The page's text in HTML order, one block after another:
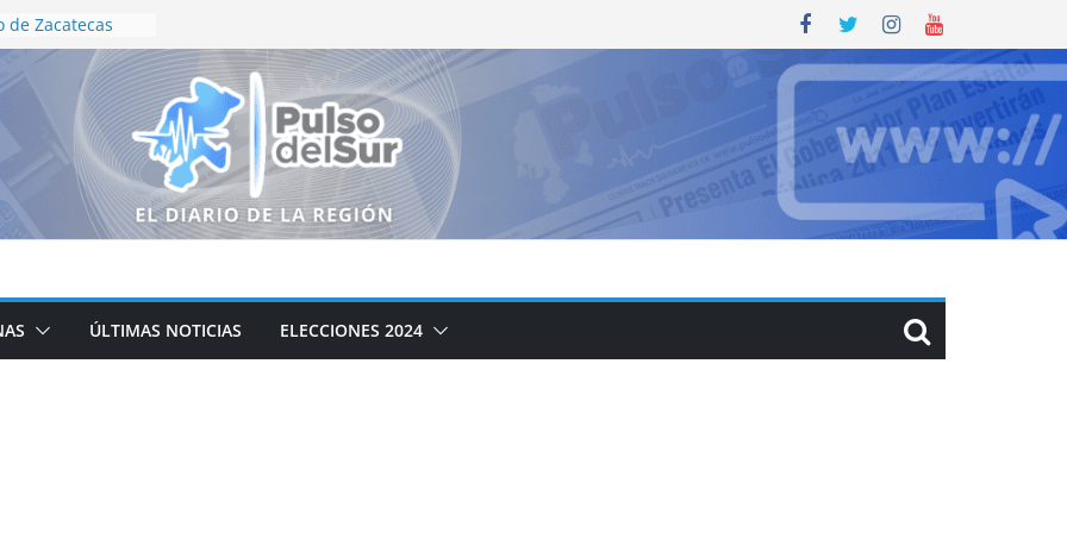
de Zacatecas
conformación
trazan
el campo
Zacatecas
de personas
en
UN
SALUD: ULISESÚLTIMAS NOTICIAS ELECCIONES 2024